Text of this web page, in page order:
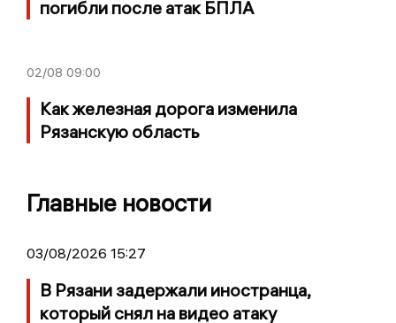
погибли после атак БПЛА
02/08 09:00
Как железная дорога изменила
Рязанскую область
Главные новости
03/08/2026 15:27
В Рязани задержали иностранца,
который снял на видео атаку